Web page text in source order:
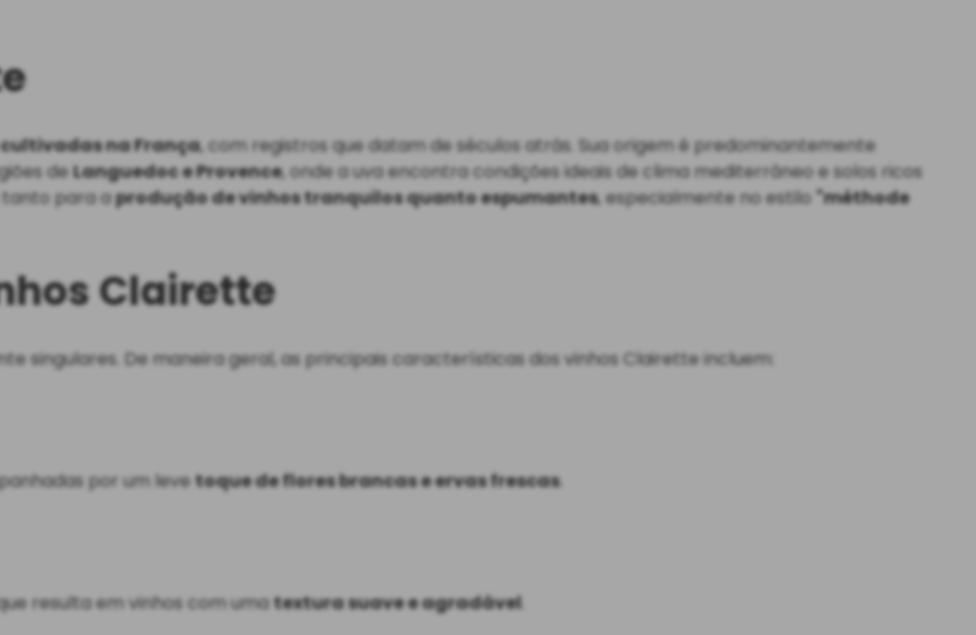
na França, com registros que datam de séculos atrás. Sua origem é predominantemente
deLanguedoc e Provence, onde a uva encontra condições ideais de clima mediterrâneo e solos ricos
tanto para aprodução de vinhos tranquilos quanto espumantes, especialmente no estilo"méthode
Clairette
singulares. De maneira geral, as principais características dos vinhos Clairette incluem:
por um levetoque de flores brancas e ervas frescas.
resulta em vinhos com umatextura suave e agradável